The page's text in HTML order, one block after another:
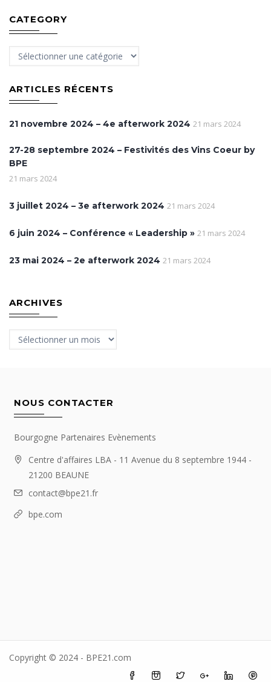
CATEGORY
Category
ARTICLES RÉCENTS
21 novembre 2024 – 4e afterwork 2024 21 mars 2024
27-28 septembre 2024 – Festivités des Vins Coeur by
BPE
21 mars 2024
3 juillet 2024 – 3e afterwork 2024 21 mars 2024
6 juin 2024 – Conférence « Leadership » 21 mars 2024
23 mai 2024 – 2e afterwork 2024 21 mars 2024
ARCHIVES
Archives
NOUS CONTACTER
Bourgogne Partenaires Evènements
Centre d'affaires LBA - 11 Avenue du 8 septembre 1944 -
21200 BEAUNE
contact@bpe21.fr
bpe.com
Copyright © 2024 - BPE21.com